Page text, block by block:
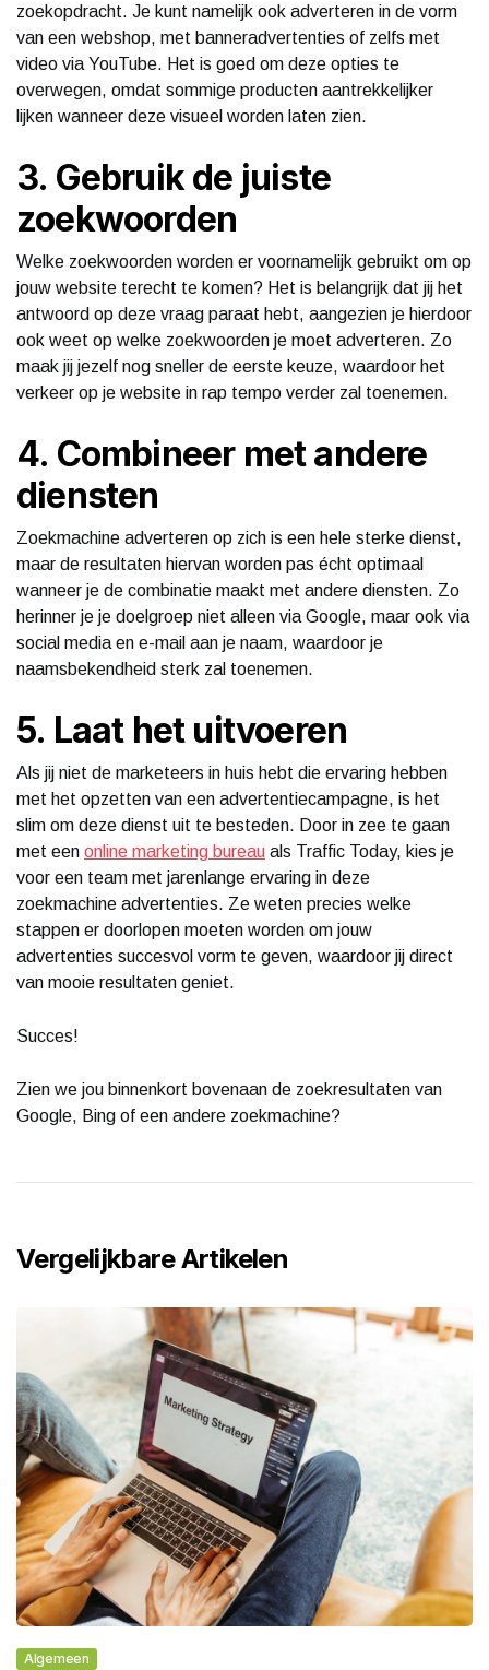
zoekopdracht. Je kunt namelijk ook adverteren in de vorm
van een webshop, met banneradvertenties of zelfs met
video via YouTube. Het is goed om deze opties te
overwegen, omdat sommige producten aantrekkelijker
lijken wanneer deze visueel worden laten zien.
3. Gebruik de juiste
zoekwoorden
Welke zoekwoorden worden er voornamelijk gebruikt om op
jouw website terecht te komen? Het is belangrijk dat jij het
antwoord op deze vraag paraat hebt, aangezien je hierdoor
ook weet op welke zoekwoorden je moet adverteren. Zo
maak jij jezelf nog sneller de eerste keuze, waardoor het
verkeer op je website in rap tempo verder zal toenemen.
4. Combineer met andere
diensten
Zoekmachine adverteren op zich is een hele sterke dienst,
maar de resultaten hiervan worden pas écht optimaal
wanneer je de combinatie maakt met andere diensten. Zo
herinner je je doelgroep niet alleen via Google, maar ook via
social media en e-mail aan je naam, waardoor je
naamsbekendheid sterk zal toenemen.
5. Laat het uitvoeren
Als jij niet de marketeers in huis hebt die ervaring hebben
met het opzetten van een advertentiecampagne, is het
slim om deze dienst uit te besteden. Door in zee te gaan
met een online marketing bureau als Traffic Today, kies je
voor een team met jarenlange ervaring in deze
zoekmachine advertenties. Ze weten precies welke
stappen er doorlopen moeten worden om jouw
advertenties succesvol vorm te geven, waardoor jij direct
van mooie resultaten geniet.
Succes!
Zien we jou binnenkort bovenaan de zoekresultaten van
Google, Bing of een andere zoekmachine?
Vergelijkbare Artikelen
Algemeen